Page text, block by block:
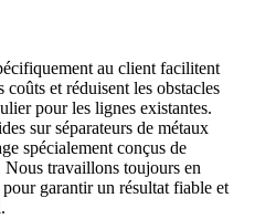
au client facilitent
coûts et réduisent les obstacles
pour les lignes existantes.
sur séparateurs de métaux
spécialement conçus de
Nous travaillons toujours en
garantir un résultat fiable et